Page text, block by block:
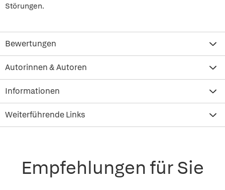
Störungen.
Bewertungen
Autorinnen & Autoren
Informationen
Weiterführende Links
Empfehlungen für Sie